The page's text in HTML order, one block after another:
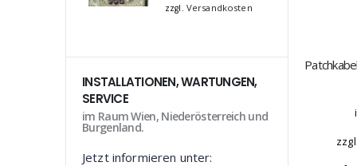
zzgl.
zzgl. Versandkosten
INSTALLATIONEN, WARTUNGEN,
SERVICE
im Raum Wien, Niederösterreich und
Burgenland.
Jetzt informieren unter: